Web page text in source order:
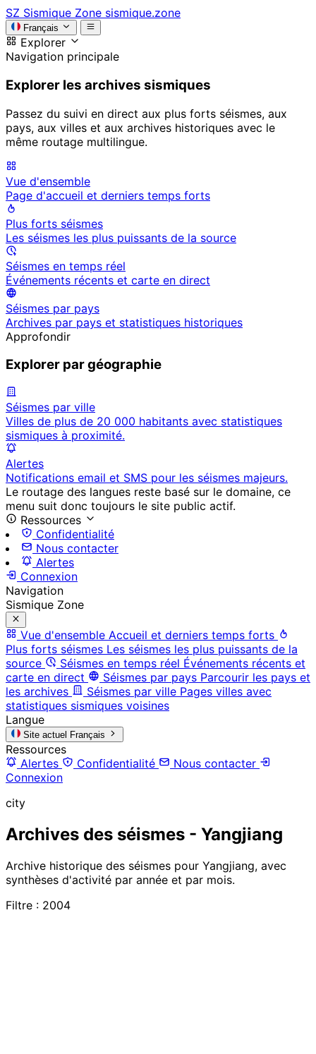
SZ Sismique Zone sismique.zone
Français
Explorer
Navigation principale
Explorer les archives sismiques
Passez du suivi en direct aux plus forts séismes, aux
pays, aux villes et aux archives historiques avec le
même routage multilingue.
Vue d'ensemble
Page d'accueil et derniers temps forts
Plus forts séismes
Les séismes les plus puissants de la source
Séismes en temps réel
Événements récents et carte en direct
Séismes par pays
Archives par pays et statistiques historiques
Approfondir
Explorer par géographie
Séismes par ville
Villes de plus de 20 000 habitants avec statistiques
sismiques à proximité.
Alertes
Notifications email et SMS pour les séismes majeurs.
Le routage des langues reste basé sur le domaine, ce
menu suit donc toujours le site public actif.
Ressources
Confidentialité
Nous contacter
Alertes
Connexion
Navigation
Sismique Zone
Vue d'ensemble Accueil et derniers temps forts
Plus forts séismes Les séismes les plus puissants de la
source
Séismes en temps réel Événements récents et
carte en direct
Séismes par pays Parcourir les pays et
les archives
Séismes par ville Pages villes avec
statistiques sismiques voisines
Langue
Site actuel Français
Ressources
Alertes
Confidentialité
Nous contacter
Connexion
city
Archives des séismes - Yangjiang
Archive historique des séismes pour Yangjiang, avec
synthèses d'activité par année et par mois.
Filtre : 2004